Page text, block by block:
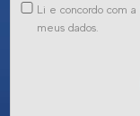
Li e concordo com a
meus dados.